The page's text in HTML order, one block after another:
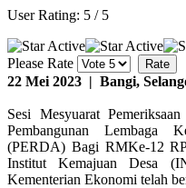
User Rating: 5 / 5
Please Rate
22 Mei 2023 | Bangi,
Sesi Mesyuarat
Pembangunan Lembaga
(PERDA) Bagi RMKe-12
Institut Kemajuan Desa
Kementerian Ekonomi telah